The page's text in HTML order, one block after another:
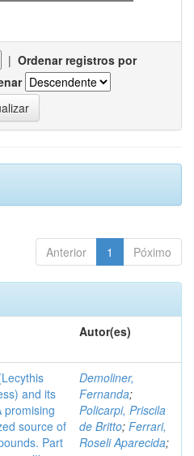
| Ordenar registros por
Anterior 1 Póximo
Autor(es)
and its
promising
source of
Part
Demoliner,
Fernanda;
Policarpi, Priscila
de Britto; Ferrari,
Roseli Aparecida;